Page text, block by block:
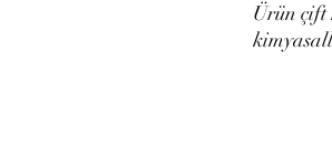
Ürün çift